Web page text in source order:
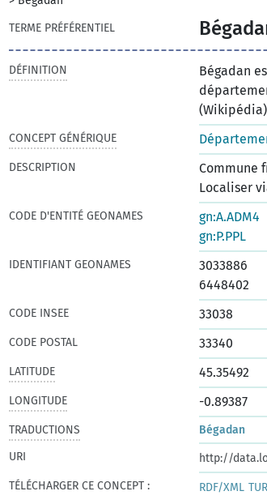
TERME PRÉFÉRENTIEL
DÉFINITION
Bégadan
(Wikipédia)
CONCEPT GÉNÉRIQUE
DESCRIPTION
Commune
Localiser
CODE D'ENTITÉ GEONAMES
gn:A.ADM4
gn:P.PPL
IDENTIFIANT GEONAMES
3033886
6448402
CODE INSEE 33038
CODE POSTAL 33340
LATITUDE 45.35492
LONGITUDE -0.89387
TRADUCTIONS Bégadan
URI
http://
TÉLÉCHARGER CE CONCEPT :
RDF/XML